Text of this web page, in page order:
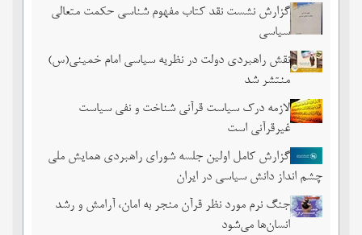
گزارش نشست نقد کتاب مفهوم شناسی حکمت متعالی
سیاسی
نقش راهبردی دولت در نظریه سیاسی امام خمینی(س)
منتشر شد
لازمه درک سیاست قرآنی شناخت و نفی سیاست
غیرقرآنی است
گزارش کامل اولین جلسه شورای راهبردی همایش ملی
چشم ‏انداز دانش سیاسی در ایران
جنگ نرم مورد نظر قرآن منجر به امان، آرامش و رشد
انسان‌ها می‌‌شود